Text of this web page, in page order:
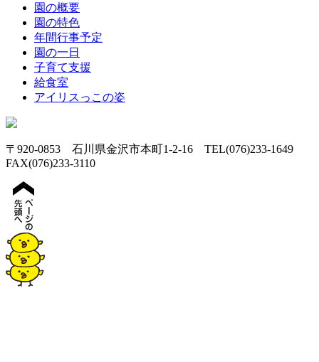
園の概要
園の特色
年間行事予定
園の一日
子育て支援
給食室
アイリスっこの姿
〒920-0853 石川県金沢市本町1-2-16 TEL(076)233-1649
FAX(076)233-3110